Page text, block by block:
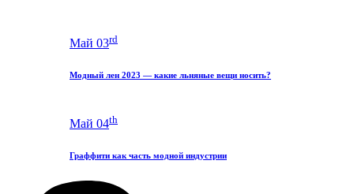
Май 03rd
Модный лен 2023 — какие льняные вещи носить?
Май 04th
Граффити как часть модной индустрии